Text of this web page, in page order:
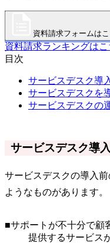
資料請求フォームは
資料請求ランキングはこ
目次
サービスデスク導
サービスデスクを
サービスデスクの
サービスデスク導
サービスデスクの導入
ようなものがあります。
■サポートが不十分で顧
提供するサービス